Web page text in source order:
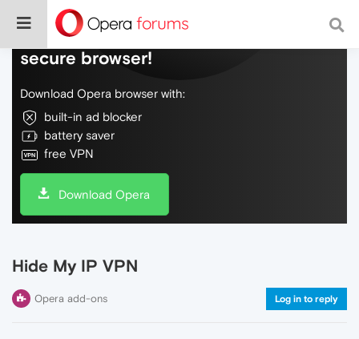
Do more on the web, with a fast and
secure browser!
Download Opera browser with:
built-in ad blocker
battery saver
free VPN
Download Opera
Hide My IP VPN
Opera add-ons Log in to reply